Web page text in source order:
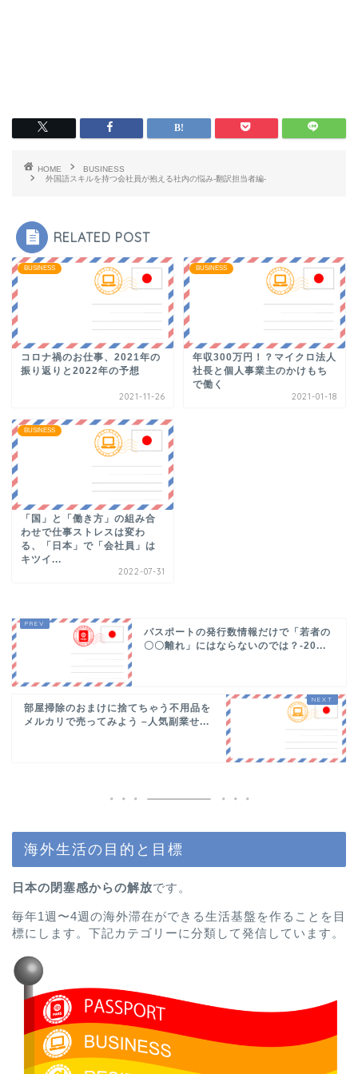
HOME
BUSINESS
外国語スキルを持つ会社員が抱える社内の悩み-翻訳担当者編-
RELATED POST
BUSINESS
コロナ禍のお仕事、2021年の
振り返りと2022年の予想
2021-11-26
BUSINESS
年収300万円！？マイクロ法人
社長と個人事業主のかけもち
で働く
2021-01-18
BUSINESS
「国」と「働き方」の組み合
わせで仕事ストレスは変わ
る、「日本」で「会社員」は
キツイ...
2022-07-31
パスポートの発行数情報だけで「若者の
〇〇離れ」にはならないのでは？-20...
部屋掃除のおまけに捨てちゃう不用品を
メルカリで売ってみよう –人気副業せ...
海外生活の目的と目標
日本の閉塞感からの解放です。
毎年1週〜4週の海外滞在ができる生活基盤を作ることを目
標にします。下記カテゴリーに分類して発信しています。